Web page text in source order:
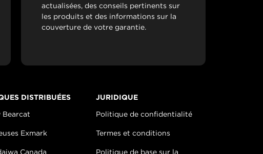
actualisées, des conseils pertinents sur
les produits et des informations sur la
couverture de votre garantie.
DISTRIBUÉES
Bearcat
Exmark
Canada
JURIDIQUE
Politique de confidentialité
Termes et conditions
Politique de base sur la